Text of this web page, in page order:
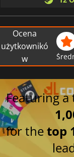
Ocena
użytkownikó
w
Featuring
for thetop